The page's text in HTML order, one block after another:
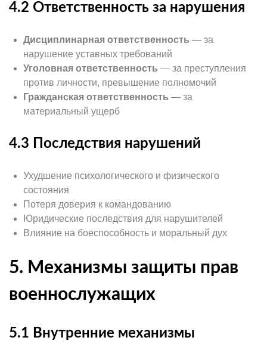
4.2 Ответственность за нарушения
Дисциплинарная ответственность — за
нарушение уставных требований
Уголовная ответственность — за преступления
против личности, превышение полномочий
Гражданская ответственность — за
материальный ущерб
4.3 Последствия нарушений
Ухудшение психологического и физического
состояния
Потеря доверия к командованию
Юридические последствия для нарушителей
Влияние на боеспособность и моральный дух
5. Механизмы защиты прав
военнослужащих
5.1 Внутренние механизмы